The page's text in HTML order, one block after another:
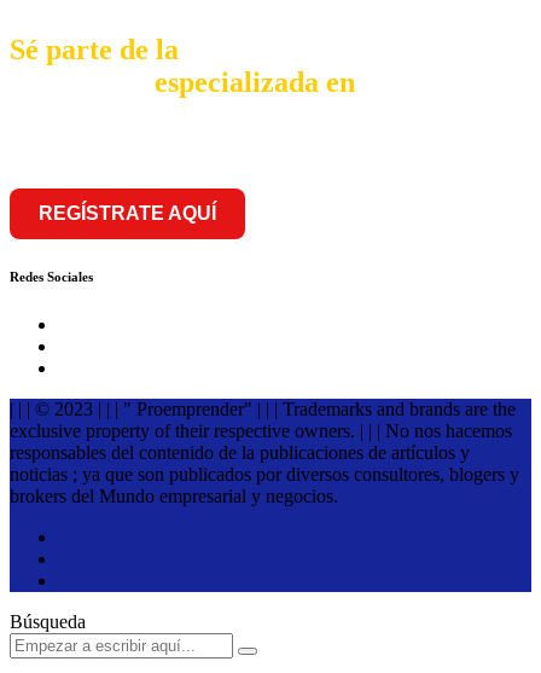
Sé parte de la
especializada en
REGÍSTRATE AQUÍ
Redes Sociales
| | | © 2023 | | | " Proemprender" | | | Trademarks and brands are the
exclusive property of their respective owners. | | | No nos hacemos
responsables del contenido de la publicaciones de artículos y
noticias ; ya que son publicados por diversos consultores, blogers y
brokers del Mundo empresarial y negocios.
Búsqueda